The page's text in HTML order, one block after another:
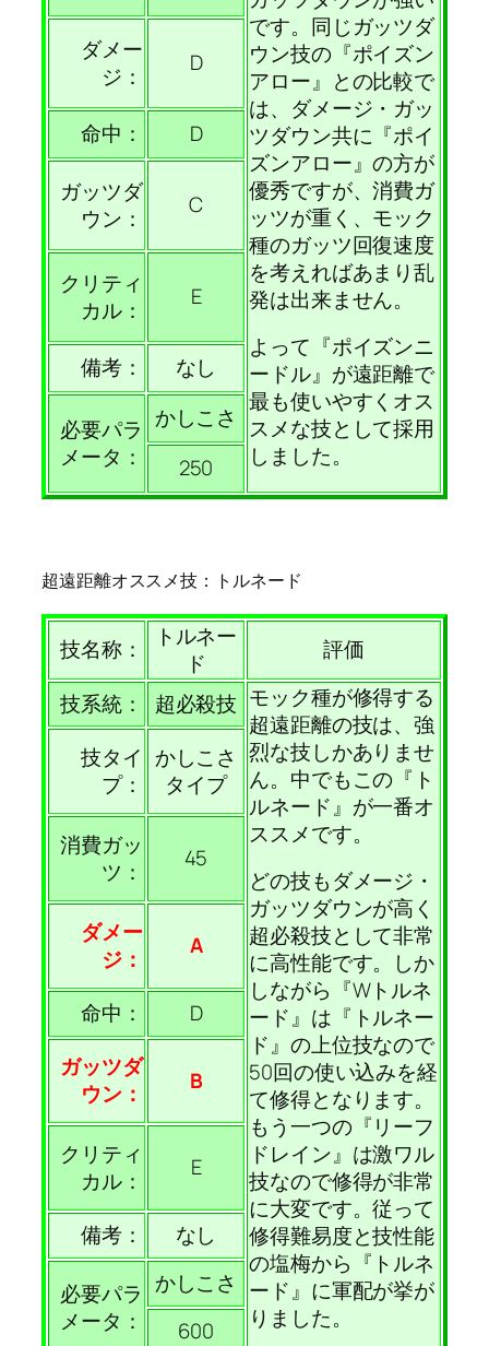
です。同じガッツダ
ウン技の『ポイズン
アロー』との比較で
は、ダメージ・ガッ
ツダウン共に『ポイ
ズンアロー』の方が
優秀ですが、消費ガ
ッツが重く、モック
種のガッツ回復速度
を考えればあまり乱
発は出来ません。
よって『ポイズンニ
ードル』が遠距離で
最も使いやすくオス
スメな技として採用
しました。
ダメー
ジ：
D
命中： D
ガッツダ
ウン：
C
クリティ
カル：
E
備考： なし
必要パラ
メータ：
かしこさ
250
超遠距離オススメ技：トルネード
技名称：
トルネー
ド
評価
技系統：
超必殺技 モック種が修得する
超遠距離の技は、強
烈な技しかありませ
ん。中でもこの『ト
ルネード』が一番オ
ススメです。
どの技もダメージ・
ガッツダウンが高く
超必殺技として非常
に高性能です。しか
しながら『Wトルネ
ード』は『トルネー
ド』の上位技なので
50回の使い込みを経
て修得となります。
もう一つの『リーフ
ドレイン』は激ワル
技なので修得が非常
に大変です。従って
修得難易度と技性能
の塩梅から『トルネ
ード』に軍配が挙が
りました。
技タイ
プ：
かしこさ
タイプ
消費ガッ
ツ：
45
ダメー
ジ：
A
命中：
D
ガッツダ
ウン：
B
クリティ
カル：
E
備考： なし
必要パラ
メータ：
かしこさ
600